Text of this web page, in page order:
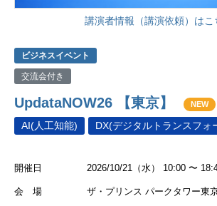
講演者情報（講演依頼）はこ
ビジネスイベント
交流会付き
UpdataNOW26 【東京】 NEW
AI(人工知能) DX(デジタルトランスフォ
開催日 2026/10/21（水） 10:00 〜
会 場 ザ・プリンス パークタワー東